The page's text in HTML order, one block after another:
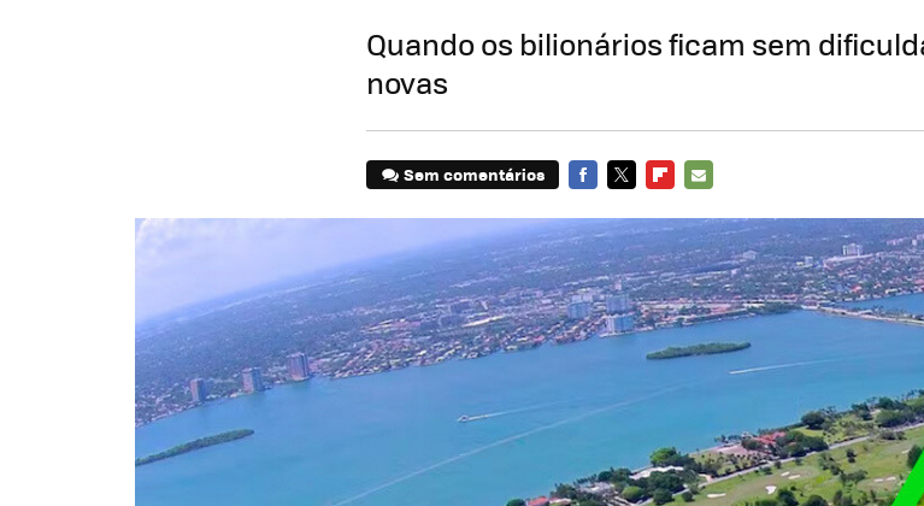
Quando os bilionários ficam sem
novas
Sem comentários
MAIL